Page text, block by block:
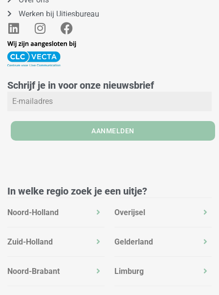
Werken bij Uitjesbureau
L
i
n
k
d
i
I
n
s
t
g
r
m
F
a
o
Schrijf je in voor onze nieuwsbrief
AANMELDEN
In welke regio zoek je een uitje?
Noord-Holland
Zuid-Holland
Noord-Brabant
Overijsel
Gelderland
Limburg